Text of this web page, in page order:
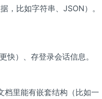
，比如字符串、JSON）。
快）、存登录会话信息。
档里能有嵌套结构（比如一